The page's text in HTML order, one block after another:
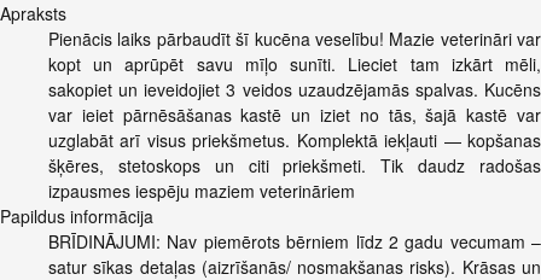
Apraksts
Pienācis laiks pārbaudīt šī kucēna veselību! Mazie veterināri var
kopt un aprūpēt savu mīļo sunīti. Lieciet tam izkārt mēli,
sakopiet un ieveidojiet 3 veidos uzaudzējamās spalvas. Kucēns
var ieiet pārnēsāšanas kastē un iziet no tās, šajā kastē var
uzglabāt arī visus priekšmetus. Komplektā iekļauti — kopšanas
šķēres, stetoskops un citi priekšmeti. Tik daudz radošas
izpausmes iespēju maziem veterināriem
Papildus informācija
BRĪDINĀJUMI: Nav piemērots bērniem līdz 2 gadu vecumam –
satur sīkas detaļas (aizrīšanās/ nosmakšanas risks). Krāsas un